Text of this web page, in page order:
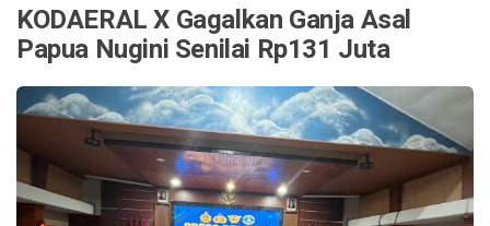
KODAERAL X Gagalkan Ganja Asal
Papua Nugini Senilai Rp131 Juta